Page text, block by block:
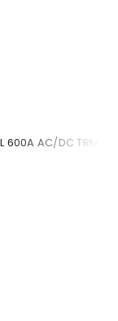
600A AC/DC TRMS